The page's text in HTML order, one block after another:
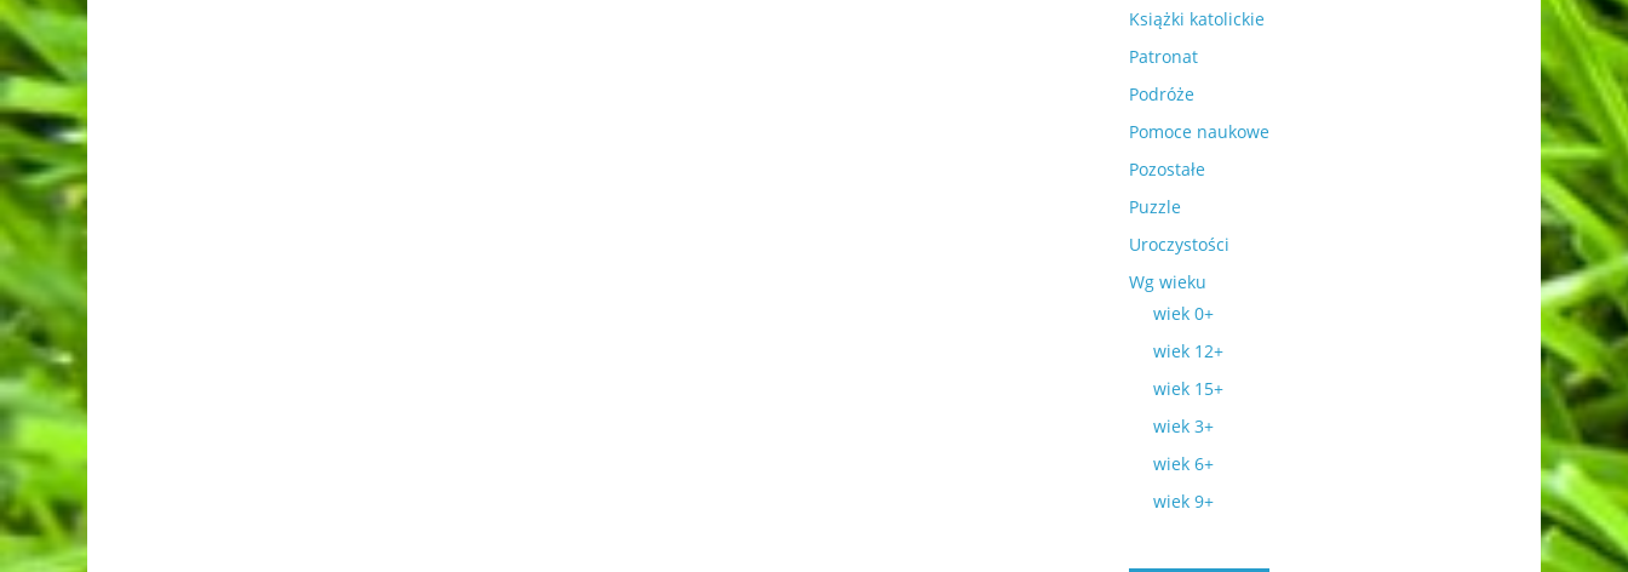
Książki katolickie
Patronat
Podróże
Pomoce naukowe
Pozostałe
Puzzle
Uroczystości
Wg wieku
wiek 0+
wiek 12+
wiek 15+
wiek 3+
wiek 6+
wiek 9+